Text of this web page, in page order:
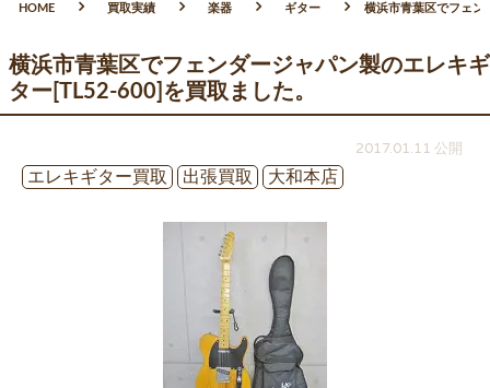
HOME 買取実績 楽器 ギター 横浜市青葉区でフェン
横浜市青葉区でフェンダージャパン製のエレキギ
ター[TL52-600]を買取ました。
2017.01.11 公開
エレキギター買取
出張買取 大和本店